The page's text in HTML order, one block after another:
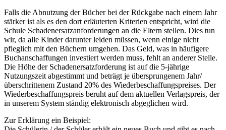
Falls die Abnutzung der Bücher bei der Rückgabe nach einem Jahr
stärker ist als es den dort erläuterten Kriterien entspricht, wird die
Schule Schadenersatzanforderungen an die Eltern stellen. Dies tun
wir, da alle Kinder darunter leiden müssen, wenn einige nicht
pfleglich mit den Büchern umgehen. Das Geld, was in häufigere
Buchanschaffungen investiert werden muss, fehlt an anderer Stelle.
Die Höhe der Schadenersatzforderung ist auf die 5-jährige
Nutzungszeit abgestimmt und beträgt je übersprungenem Jahr/
überschrittenem Zustand 20% des Wiederbeschaffungspreises. Der
Wiederbeschaffungspreis beruht auf dem aktuellen Verlagspreis, der
in unserem System ständig elektronisch abgeglichen wird.
Zur Erklärung ein Beispiel: